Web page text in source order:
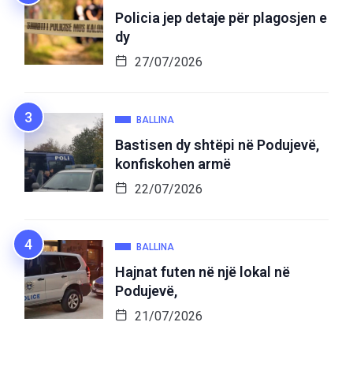
Policia jep detaje për plagosjen e
dy
27/07/2026
BALLINA
Bastisen dy shtëpi në Podujevë,
konfiskohen armë
22/07/2026
BALLINA
Hajnat futen në një lokal në
Podujevë,
21/07/2026